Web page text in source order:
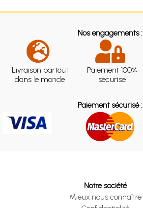
Nos engagements :
Livraison partout
dans le monde
Paiement 100%
sécurisé
Paiement sécurisé :
Notre société
Mieux nous connaître